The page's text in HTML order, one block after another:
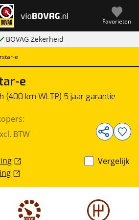
Favorieten
BOVAG Zekerheid
e
e
(400 km WLTP) 5 jaar garantie
BTW
Vergelijk